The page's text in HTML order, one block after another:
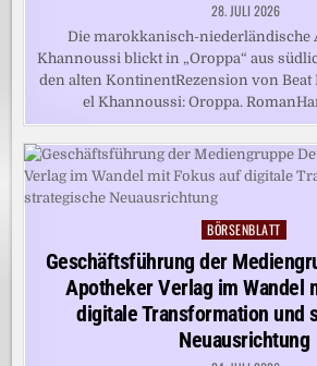
28. JULI 2026
Die marokkanisch-niederländische
Khannoussi blickt in „Oroppa“ aus
den alten KontinentRezension von Beat
el Khannoussi: Oroppa.
Posted
in
BÖRSENBLATT
Geschäftsführung der
Apotheker Verlag im Wandel
digitale Transformation und
Neuausrichtung